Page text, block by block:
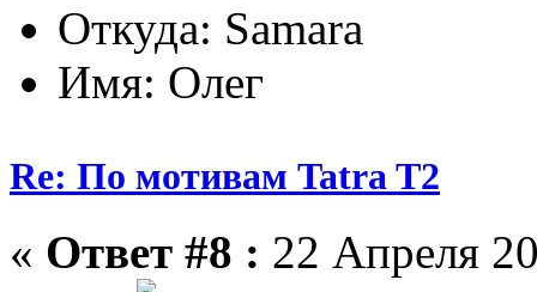
Откуда: Samara
Имя: Олег
Re: По мотивам Tatra T2
« Ответ #8 : 22 Апреля